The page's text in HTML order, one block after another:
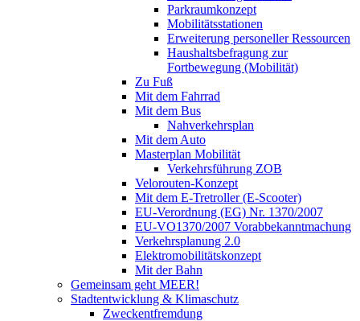
Parkraumkonzept
Mobilitätsstationen
Erweiterung personeller Ressourcen
Haushaltsbefragung zur
Fortbewegung (Mobilität)
Zu Fuß
Mit dem Fahrrad
Mit dem Bus
Nahverkehrsplan
Mit dem Auto
Masterplan Mobilität
Verkehrsführung ZOB
Velorouten-Konzept
Mit dem E-Tretroller (E-Scooter)
EU-Verordnung (EG) Nr. 1370/2007
EU-VO1370/2007 Vorabbekanntmachung
Verkehrsplanung 2.0
Elektromobilitätskonzept
Mit der Bahn
Gemeinsam geht MEER!
Stadtentwicklung & Klimaschutz
Zweckentfremdung